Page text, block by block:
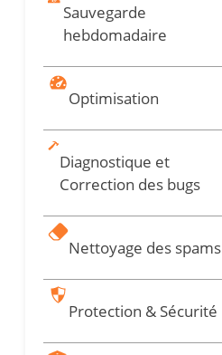
Sauvegarde
hebdomadaire
Optimisation
Diagnostique et
Correction des bugs
Nettoyage des spams
Protection & Sécurité